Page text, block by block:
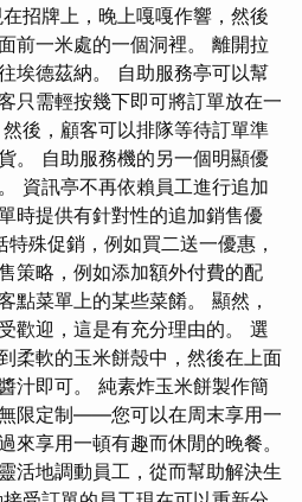
招牌上，晚上嘎嘎作響，然後
前一米處的一個洞裡。 離開拉
埃德茲納。 自助服務亭可以幫
只需輕按幾下即可將訂單放在一
後，顧客可以排隊等待訂單準
。 自助服務機的另一個明顯優
資訊亭不再依賴員工進行追加
時提供有針對性的追加銷售優
特殊促銷，例如買二送一優惠，
策略，例如添加額外付費的配
點菜單上的某些菜餚。 顯然，
歡迎，這是有充分理由的。 選
柔軟的玉米餅殼中，然後在上面
汁即可。 純素炸玉米餅製作簡
限定制——您可以在周末享用一
來享用一頓有趣而休閒的晚餐。
活地調動員工，從而幫助解決生